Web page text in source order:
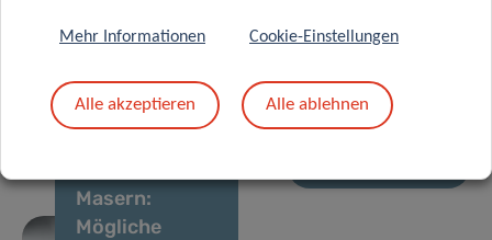
ernennt
Labor zum
offiziellen
Masern:
Mögliche
Mehr Informationen Cookie-Einstellungen
Alle akzeptieren Alle ablehnen